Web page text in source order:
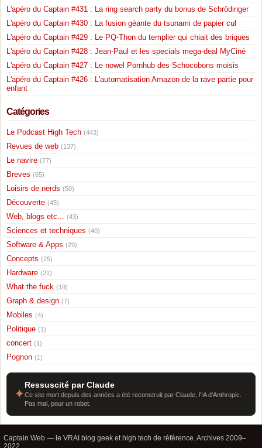
L'apéro du Captain #431 : La ring search party du bonus de Schrödinger
L'apéro du Captain #430 : La fusion géante du tsunami de papier cul
L'apéro du Captain #429 : Le PQ-Thon du templier qui chiait des briques
L'apéro du Captain #428 : Jean-Paul et les specials mega-deal MyCiné
L'apéro du Captain #427 : Le nowel Pornhub des Schocobons moisis
L'apéro du Captain #426 : L'automatisation Amazon de la rave partie pour
enfant
Catégories
Le Podcast High Tech (443)
Revues de web (137)
Le navire (77)
Breves (65)
Loisirs de nerds (50)
Découverte (45)
Web, blogs etc... (43)
Sciences et techniques (40)
Software & Apps (29)
Concepts (25)
Hardware (21)
What the fuck (19)
Graph & design (7)
Mobiles (4)
Politique (1)
concert (1)
Pognon (1)
✦
Ressuscité par Claude
Ce site mort depuis des années a été reconstruit par Claude, l'IA d'Anthropic.
Pas mal, pour un robot.
Captain Web — le VRAI blog geek et high tech de référence. Archives 2009–
2022.